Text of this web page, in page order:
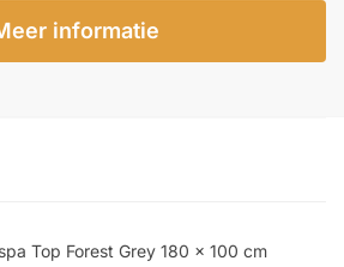
informatie
Top Forest Grey 180 x 100 cm